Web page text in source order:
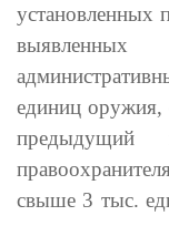
установленных
выявленных
единиц оружия,
свыше 3 тыс.